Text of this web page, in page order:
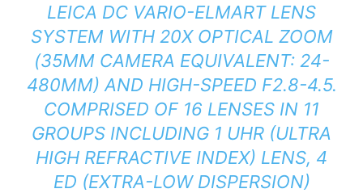
LEICA DC VARIO-ELMART LENS
SYSTEM WITH 20X OPTICAL ZOOM
(35MM CAMERA EQUIVALENT: 24-
480MM) AND HIGH-SPEED F2.8-4.5.
COMPRISED OF 16 LENSES IN 11
GROUPS INCLUDING 1 UHR (ULTRA
HIGH REFRACTIVE INDEX) LENS, 4
ED (EXTRA-LOW DISPERSION)